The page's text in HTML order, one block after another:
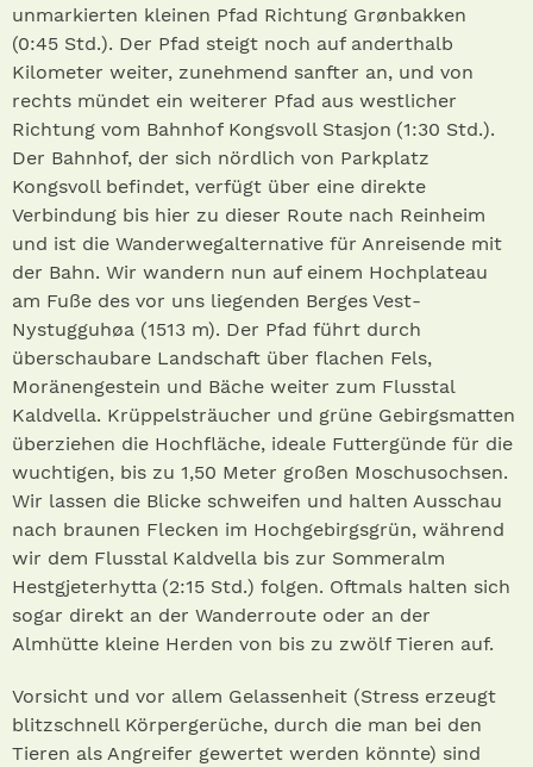
unmarkierten kleinen Pfad Richtung Grønbakken
(0:45 Std.). Der Pfad steigt noch auf anderthalb
Kilometer weiter, zunehmend sanfter an, und von
rechts mündet ein weiterer Pfad aus westlicher
Richtung vom Bahnhof Kongsvoll Stasjon (1:30 Std.).
Der Bahnhof, der sich nördlich von Parkplatz
Kongsvoll befindet, verfügt über eine direkte
Verbindung bis hier zu dieser Route nach Reinheim
und ist die Wanderwegalternative für Anreisende mit
der Bahn. Wir wandern nun auf einem Hochplateau
am Fuße des vor uns liegenden Berges Vest-
Nystugguhøa (1513 m). Der Pfad führt durch
überschaubare Landschaft über flachen Fels,
Moränengestein und Bäche weiter zum Flusstal
Kaldvella. Krüppelsträucher und grüne Gebirgsmatten
überziehen die Hochfläche, ideale Futtergünde für die
wuchtigen, bis zu 1,50 Meter großen Moschusochsen.
Wir lassen die Blicke schweifen und halten Ausschau
nach braunen Flecken im Hochgebirgsgrün, während
wir dem Flusstal Kaldvella bis zur Sommeralm
Hestgjeterhytta (2:15 Std.) folgen. Oftmals halten sich
sogar direkt an der Wanderroute oder an der
Almhütte kleine Herden von bis zu zwölf Tieren auf.
Vorsicht und vor allem Gelassenheit (Stress erzeugt
blitzschnell Körpergerüche, durch die man bei den
Tieren als Angreifer gewertet werden könnte) sind